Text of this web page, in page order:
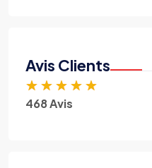
Avis Clients
★ ★ ★ ★ ★
468 Avis